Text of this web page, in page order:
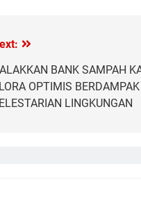
BANK SAMPAH
OPTIMIS BERDAMPAK
LINGKUNGAN